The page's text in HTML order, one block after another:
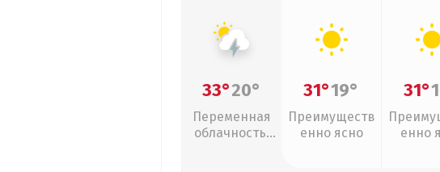
33°20°
Переменная
облачность,
31°19°
Преимуществ
енно ясно
31°
енно